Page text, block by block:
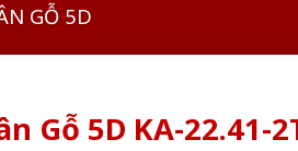
GỖ 5D
Gỗ 5D KA-22.41-